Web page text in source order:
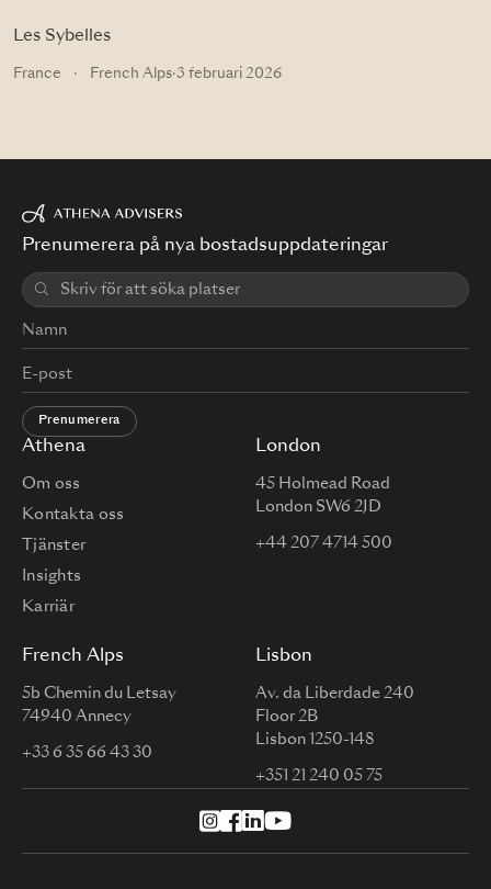
Les Sybelles
France · French Alps·3 februari 2026
Athena
Om oss
Kontakta oss
Tjänster
Insights
Karriär
London
45 Holmead Road
London SW6 2JD
+44 207 4714 500
French Alps
5b Chemin du Letsay
74940 Annecy
+33 6 35 66 43 30
Lisbon
Av. da Liberdade 240
Floor 2B
Lisbon 1250-148
+351 21 240 05 75
Prenumerera på nya bostadsuppdateringar
Prenumerera